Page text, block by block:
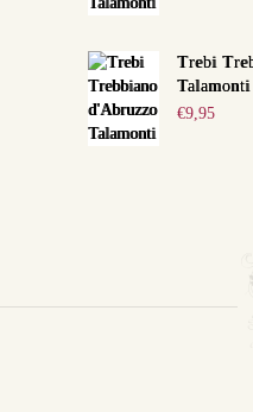
Trebi
Talamonti
€9,95